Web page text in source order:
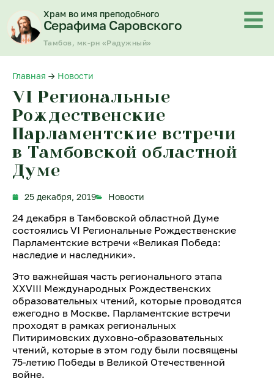
содержимому
Храм во имя преподобного
Серафима Саровского
Тамбов, мк-рн «Радужный»
Главная → Новости
VI Региональные
Рождественские
Парламентские встречи
в Тамбовской областной
Думе
25 декабря, 2019 Новости
24 декабря в Тамбовской областной Думе
состоялись VI Региональные Рождественские
Парламентские встречи «Великая Победа:
наследие и наследники».
Это важнейшая часть регионального этапа
XXVIII Международных Рождественских
образовательных чтений, которые проводятся
ежегодно в Москве. Парламентские встречи
проходят в рамках региональных
Питиримовских духовно-образовательных
чтений, которые в этом году были посвящены
75-летию Победы в Великой Отечественной
войне.